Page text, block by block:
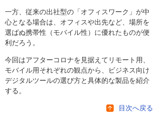
一方、従来の出社型の「オフィスワーク」が中
心となる場合は、オフィスや出先など、場所を
選ばぬ携帯性（モバイル性）に優れたものが便
利だろう。
今回はアフターコロナを見据えてリモート用、
モバイル用それぞれの観点から、ビジネス向け
デジタルツールの選び方と具体的な製品を紹介
する。
目次へ戻る